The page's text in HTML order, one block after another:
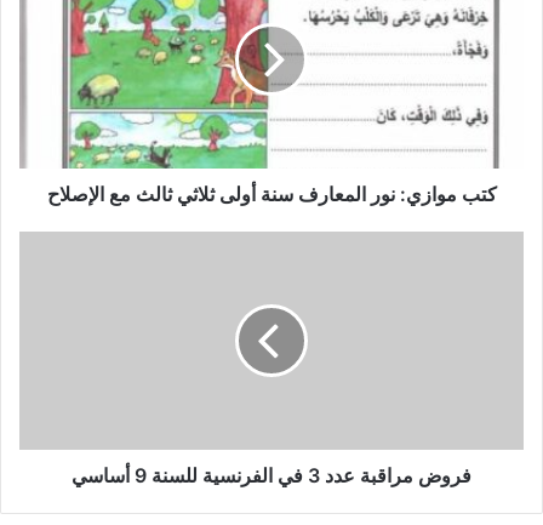
المعارف
الإصلاحكتب موازي: نور المعارف سنة أولى ثلاثي ثالث مع الإصلاح
أساسي
فروض مراقبة عدد 3 في الفرنسية للسنة 9 أساسي